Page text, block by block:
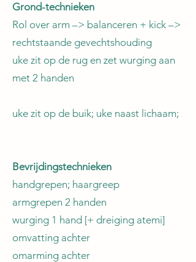
Grond-technieken
Rol over arm –> balanceren + kick –>
rechtstaande gevechtshouding
uke zit op de rug en zet wurging aan
met 2 handen
uke zit op de buik; uke naast lichaam;
Bevrijdingstechnieken
handgrepen; haargreep
armgrepen 2 handen
wurging 1 hand [+ dreiging atemi]
omvatting achter
omarming achter